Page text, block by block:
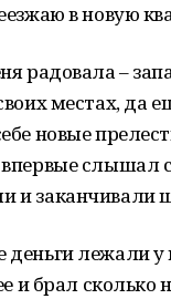
в новую
радовала –
местах, да
новые
слышал
заканчивали
лежали
и брал сколько